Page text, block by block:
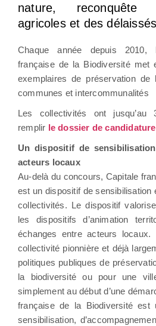
nature, reconquête
agricoles et des
Chaque année depuis 2010,
française de la Biodiversité met
exemplaires de préservation de
communes et intercommunalités
Les collectivités ont
remplir le dossier decandidature
Un dispositif de
acteurs locaux
Au-delà du concours, Capitale
est un dispositif de sensibilisation
collectivités. Le dispositif
les dispositifs d’animation
échanges entre acteurs
collectivité pionnière et déjà
politiques publiques de
la biodiversité ou pour une
simplement au début d’une
française de la Biodiversité est
sensibilisation,